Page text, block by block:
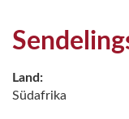
Land:
Südafrika